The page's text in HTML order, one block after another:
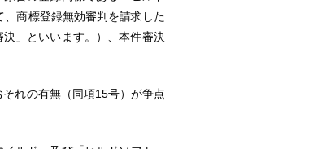
商標登録無効審判を請求した
」といいます。）、本件審決
れの有無（同項15号）が争点